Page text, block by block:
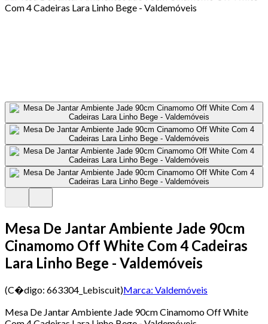
Mesa De Jantar Ambiente Jade 90cm
Cinamomo Off White Com 4 Cadeiras
Lara Linho Bege - Valdemóveis
(C�digo: 663304_Lebiscuit)Marca: Valdemóveis
Mesa De Jantar Ambiente Jade 90cm Cinamomo Off White